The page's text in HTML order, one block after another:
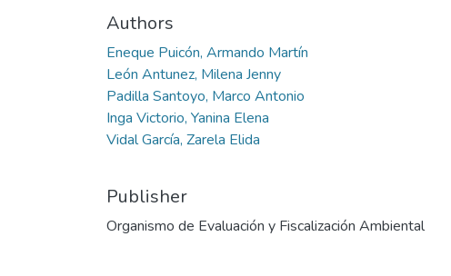
Authors
Eneque Puicón, Armando Martín
León Antunez, Milena Jenny
Padilla Santoyo, Marco Antonio
Inga Victorio, Yanina Elena
Vidal García, Zarela Elida
Publisher
Organismo de Evaluación y Fiscalización Ambiental